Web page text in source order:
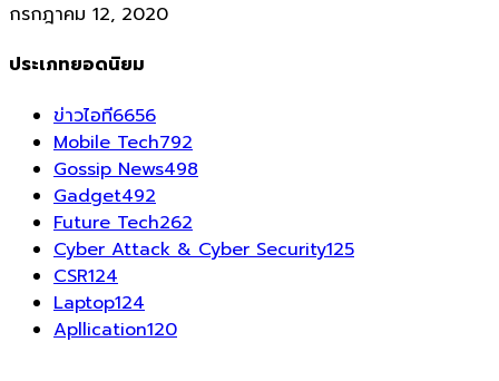
กรกฎาคม 12, 2020
ประเภทยอดนิยม
ข่าวไอที6656
Mobile Tech792
Gossip News498
Gadget492
Future Tech262
Cyber Attack & Cyber Security125
CSR124
Laptop124
Apllication120